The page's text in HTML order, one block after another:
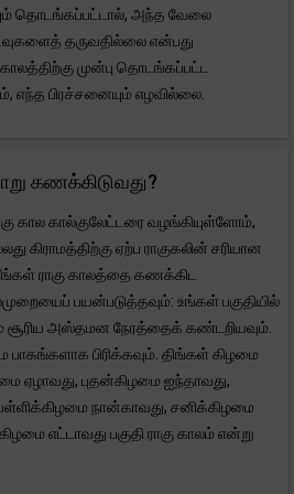
தொடங்கப்பட்டால், அந்த வேலை
தருவதில்லை என்பது
முன்பு தொடங்கப்பட்ட
எந்த பிரச்சனையும் எழவில்லை.
கணக்கிடுவது?
கால கால்குலேட்டரை வழங்கியுள்ளோம்,
கிராமத்திற்கு ஏற்ப ராகுகலின் சரியான
ராகு காலத்தை கணக்கிட
பயன்படுத்தவும்: உங்கள் பகுதியில்
சூரிய அஸ்தமன நேரத்தைக் கண்டறியவும்.
பிரிக்கவும். திங்கள் கிழமை
ஏழாவது, புதன்கிழமை ஐந்தாவது,
நான்காவது, சனிக்கிழமை
எட்டாவது பகுதி ராகு காலம் என்று